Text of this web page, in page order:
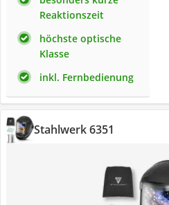
Reaktionszeit
höchste optische
Klasse
inkl. Fernbedienung
Stahlwerk 6351